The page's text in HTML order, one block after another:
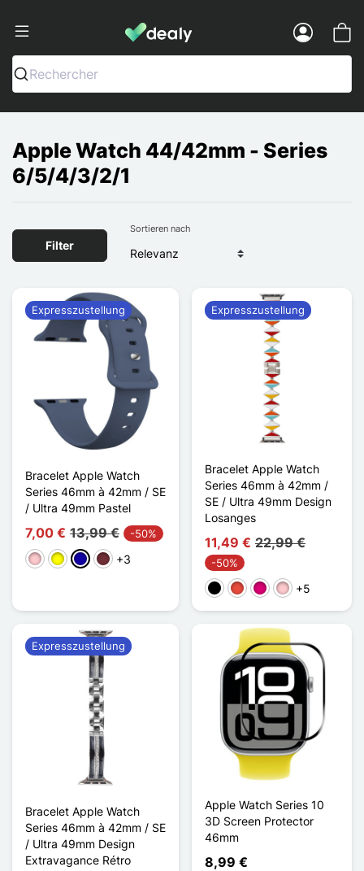
Dealy - Hüllen und Zubehör für
Rechercher
Apple Watch 44/42mm - Series
6/5/4/3/2/1
Filter
Sortieren nach
Bracelet Apple Watch
Series 46mm à 42mm / SE
/ Ultra 49mm Pastel
7,00 € 13,99 € -50%
PinkGelbDunkelblau
Rouge Vin
+3
Expresszustellung
Bracelet Apple Watch
Series 46mm à 42mm /
SE / Ultra 49mm Design
Losanges
11,49 € 22,99 €
-50%
Schwarz
Rot Magenta
Pink+5
Expresszustellung
Bracelet Apple Watch
Series 46mm à 42mm / SE
/ Ultra 49mm Design
Extravagance Rétro
Expresszustellung
Apple Watch Series 10
3D Screen Protector
46mm
8,99 €